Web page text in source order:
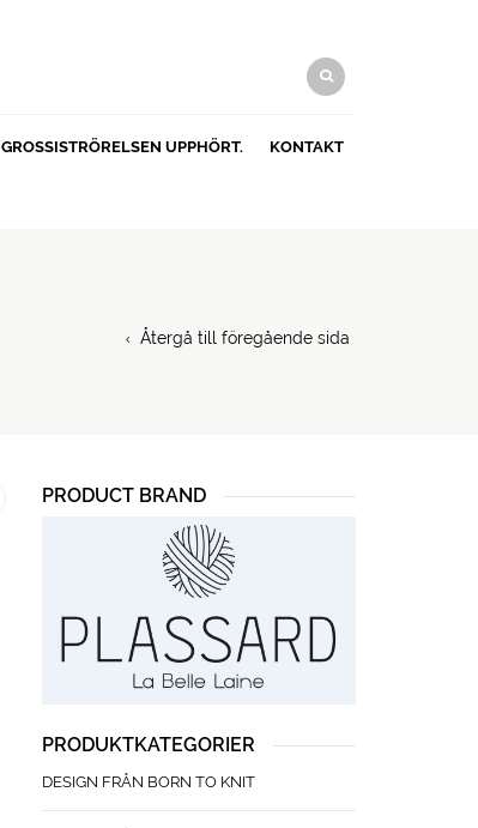
GROSSISTRÖRELSEN UPPHÖRT. KONTAKT
Återgå till föregående sida
PRODUCT BRAND
PRODUKTKATEGORIER
DESIGN FRÅN BORN TO KNIT